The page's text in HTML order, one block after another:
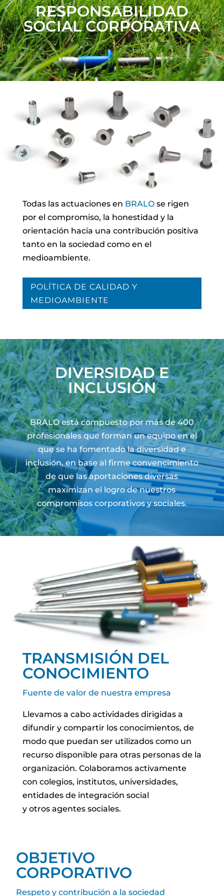
RESPONSABILIDAD
SOCIAL CORPORATIVA
Todas las actuaciones en BRALOse rigen
por el compromiso, la honestidad y la
orientación hacia una contribución positiva
tanto en la sociedad como en el
medioambiente.
POLÍTICA DE CALIDAD Y
MEDIOAMBIENTE
DIVERSIDAD E
INCLUSIÓN
BRALO está compuesto por más de 400
profesionales que forman un equipo en el
que se ha fomentado la diversidad e
inclusión, en base al firme convencimiento
de que las aportaciones diversas
maximizan el logro de nuestros
compromisos corporativos y sociales.
TRANSMISIÓN DEL
CONOCIMIENTO
Fuente de valor de nuestra empresa
Llevamos a cabo actividades dirigidas a
difundir y compartir los conocimientos, de
modo que puedan ser utilizados como un
recurso disponible para otras personas de la
organización. Colaboramos activamente
con colegios, institutos, universidades,
entidades de integración social
y otros agentes sociales.
OBJETIVO
CORPORATIVO
Respeto y contribución a la sociedad